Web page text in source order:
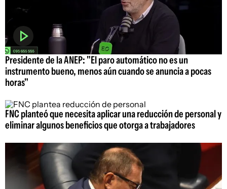
Presidente de la ANEP: "El paro automático no es un
instrumento bueno, menos aún cuando se anuncia a pocas
horas"
FNC planteó que necesita aplicar una reducción de personal y
eliminar algunos beneficios que otorga a trabajadores